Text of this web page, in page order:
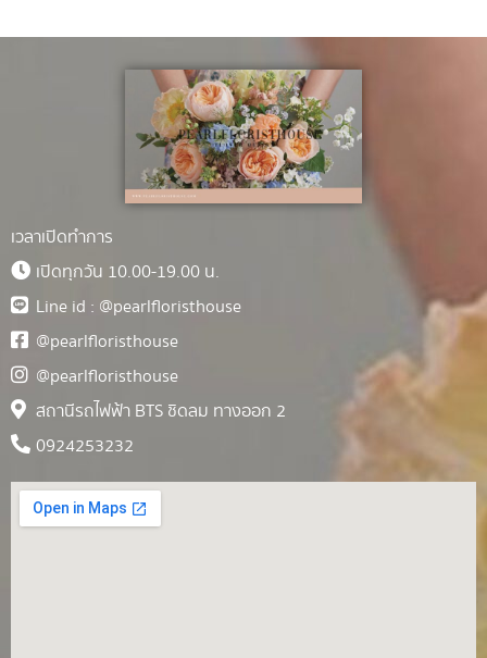
เวลาเปิดทำการ
เปิดทุกวัน 10.00-19.00 น.
Line id : @pearlfloristhouse
@pearlfloristhouse
@pearlfloristhouse
สถานีรถไฟฟ้า BTS ชิดลม ทางออก 2
0924253232